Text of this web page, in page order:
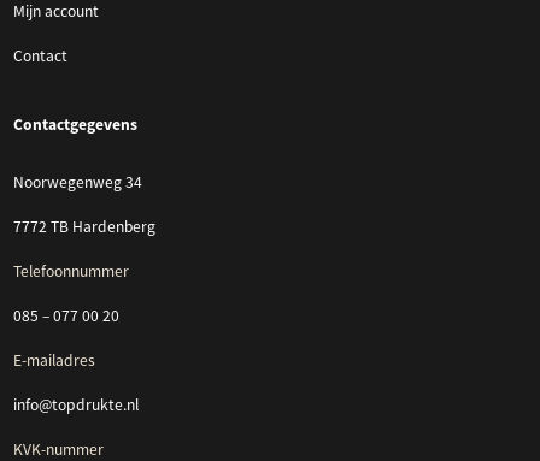
Mijn account
Contact
Contactgegevens
Noorwegenweg 34
7772 TB Hardenberg
Telefoonnummer
085 – 077 00 20
E-mailadres
info@topdrukte.nl
KVK-nummer